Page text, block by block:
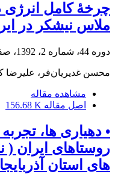
چرخۀ کامل انرژی
ملاس نیشکر در
دوره 44، شماره 2، 1392، صفحه
محسن غدیریان‌فر، علیرضا
مشاهده مقاله
اصل مقاله 156.68 K
• دهیاری ها،
روستاهای ایران (
های استان